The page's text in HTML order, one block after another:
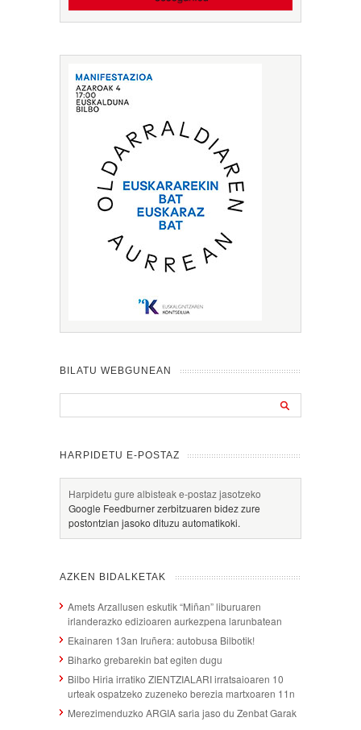
BILATU WEBGUNEAN
HARPIDETU E-POSTAZ
Harpidetu gure albisteak e-postaz jasotzeko
Google Feedburner zerbitzuaren bidez zure
postontzian jasoko dituzu automatikoki.
AZKEN BIDALKETAK
Amets Arzallusen eskutik “Miñan” liburuaren
irlanderazko edizioaren aurkezpena larunbatean
Ekainaren 13an Iruñera: autobusa Bilbotik!
Biharko grebarekin bat egiten dugu
Bilbo Hiria irratiko ZIENTZIALARI irratsaioaren 10
urteak ospatzeko zuzeneko berezia martxoaren 11n
Merezimenduzko ARGIA saria jaso du Zenbat Garak